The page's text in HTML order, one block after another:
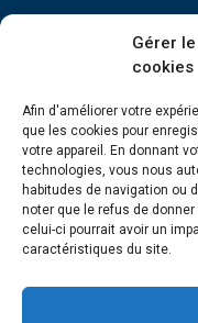
Gérer
cookies
Afin d'améliorer votre
que les cookies pour
votre appareil. En donnant
technologies, vous nous
habitudes de navigation ou
noter que le refus de
celui-ci pourrait avoir un
caractéristiques du site.
471A, boulevard Perron
Maria (Québec) G0C 1Y0
POINT DE SERVICE DE
134, Grande Allée Est
Grande-Rivière (Québec)
Téléphone : 418 385-3499